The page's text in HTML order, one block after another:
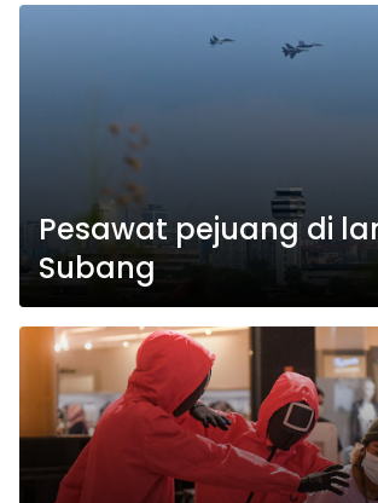
Pesawat pejuang di
Subang